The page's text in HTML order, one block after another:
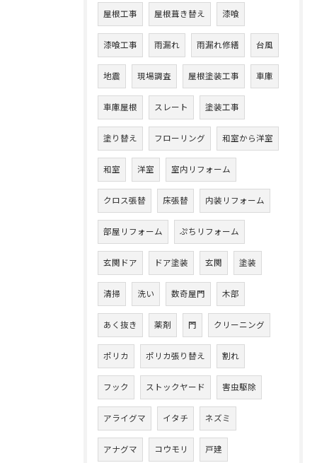
屋根工事 屋根葺き替え 漆喰
漆喰工事 雨漏れ 雨漏れ修繕 台風
地震 現場調査 屋根塗装工事 車庫
車庫屋根 スレート 塗装工事
塗り替え フローリング 和室から洋室
和室 洋室 室内リフォーム
クロス張替 床張替 内装リフォーム
部屋リフォーム ぷちリフォーム
玄関ドア ドア塗装 玄関 塗装
清掃 洗い 数奇屋門 木部
あく抜き 薬剤 門 クリーニング
ポリカ ポリカ張り替え 割れ
フック ストックヤード 害虫駆除
アライグマ イタチ ネズミ
アナグマ コウモリ 戸建